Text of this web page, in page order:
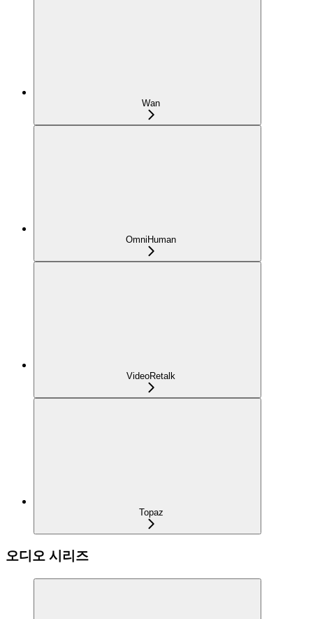
Wan
OmniHuman
VideoRetalk
Topaz
오디오 시리즈